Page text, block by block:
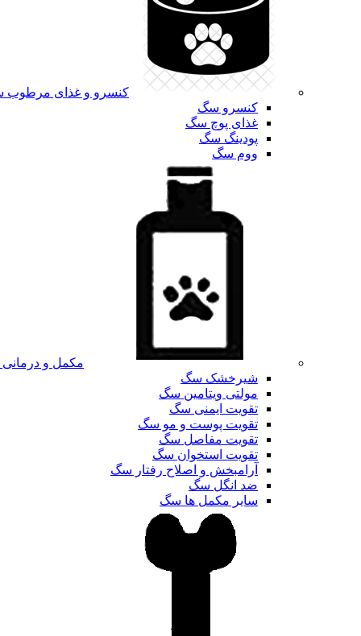
کنسرو و غذای
کنسرو سگ
غذای پوچ سگ
پودینگ سگ
ووم سگ
مکمل و
شیرخشک سگ
مولتی ویتامین سگ
تقویت ایمنی سگ
تقویت پوست و مو سگ
تقویت مفاصل سگ
تقویت استخوان سگ
آرامبخش و اصلاح رفتار سگ
ضد انگل سگ
سایر مکمل ها سگ